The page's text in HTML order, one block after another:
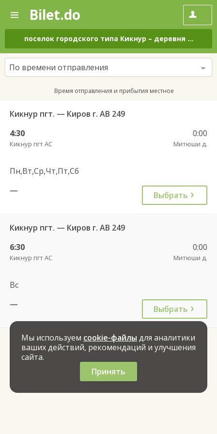
—
Поиск
и
покупка
билетов
на
автобус
онлайн
Bilet.do
поселок городского типа Кикнур – деревня Митюши
По времени отправления
Время отправления и прибытия местное
Кикнур пгт. — Киров г. АВ 249
4:30
Кикнур пгт АС
0:00
Митюши д.
Пн,Вт,Ср,Чт,Пт,Сб
—
Выбрать
Кикнур пгт. — Киров г. АВ 249
6:30
Кикнур пгт АС
0:00
Митюши д.
Вс
—
Выбрать
Мы используем cookie-файлы для аналитики
ваших действий, рекомендаций и улучшения
сайта.
Принять